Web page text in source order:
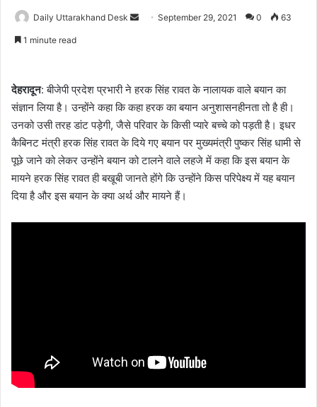
Daily Uttarakhand Desk
a
n
e
m
September 29, 2021 0 63
1 minute read
देहरादून: बीजेपी प्रदेश प्रभारी ने हरक सिंह रावत के नालायक वाले बयान का
संज्ञान लिया है। उन्होंने कहा कि कहा हरक का बयान अनुशासनहीनता तो है ही।
उनको उसी तरह डांट पड़ेगी, जैसे परिवार के किसी प्यारे बच्चे को पड़ती है। इधर
कैबिनट मंत्री हरक सिंह रावत के दिये गए बयान पर मुख्यमंत्री पुष्कर सिंह धामी से
पूछे जाने को लेकर उन्होंने बयान को टालने वाले लहजे में कहा कि इस बयान के
मायने हरक सिंह रावत ही बखूबी जानते होंगे कि उन्होंने किस परिपेक्ष्य में यह बयान
दिया है और इस बयान के क्या अर्थ और मायने हैं।